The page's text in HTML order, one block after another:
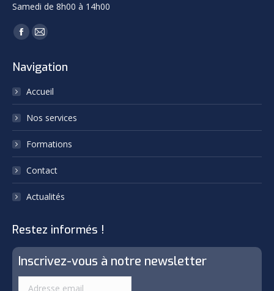
Samedi de 8h00 à 14h00
Trouvez nous sur :
Facebook
opens
in
new
window
Mail
opens
new
window
Navigation
Accueil
Nos services
Formations
Contact
Actualités
Restez informés !
Inscrivez-vous à notre newsletter